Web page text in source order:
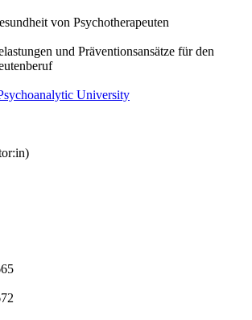
von Psychotherapeuten
und Präventionsansätze für den
University